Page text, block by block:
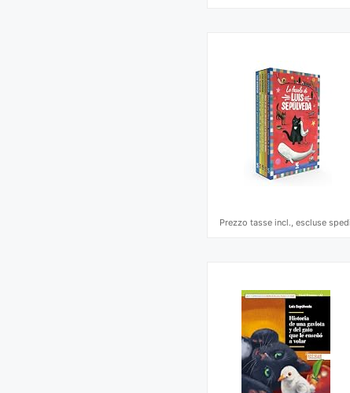
Prezzo tasse incl., escluse